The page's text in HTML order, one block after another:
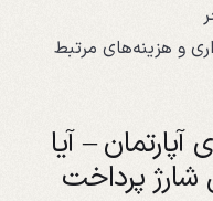
هزینه‌های مرتبط
– آیا
پرداخت